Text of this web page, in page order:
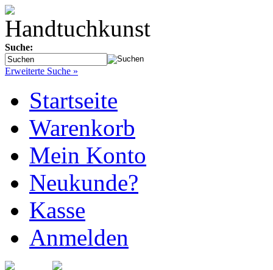
Suche:
Erweiterte Suche »
Startseite
Warenkorb
Mein Konto
Neukunde?
Kasse
Anmelden